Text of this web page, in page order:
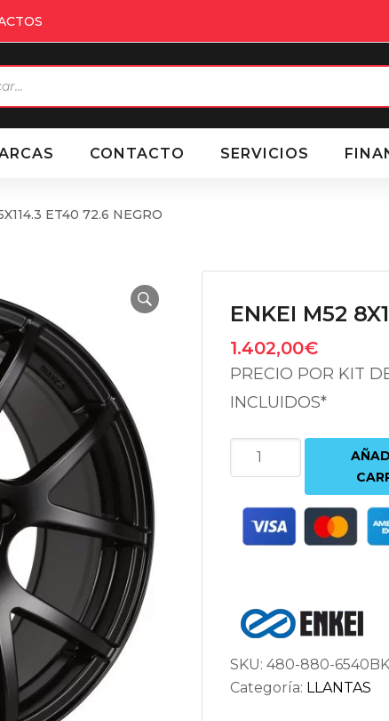
CONTACTO SERVICIOS
ET40 72.6 NEGRO
ENKEI M52
1.402,00€
PRECIO POR KIT
INCLUIDOS*
ENKEI
M52
5X114.3
ET40
cantidad
SKU: 480-880-6540BK
Categoría: LLANTAS